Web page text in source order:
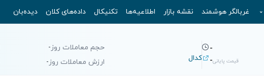
غربالگر هوشمند نقشه بازار اطلاعیه‌ها تکنیکال داده‌های کلان دیده‌بان
-
قیمت پایانی- کدال
حجم معاملات روز-
ارزش معاملات روز-